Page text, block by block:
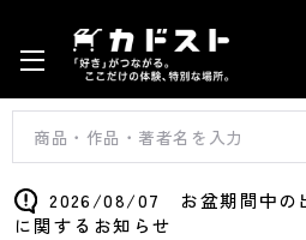
2026/08/07 お盆期間中の
に関するお知らせ